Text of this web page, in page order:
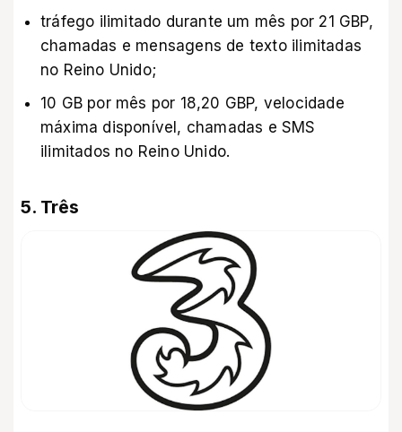
tráfego ilimitado durante um mês por 21 GBP,
chamadas e mensagens de texto ilimitadas
no Reino Unido;
10 GB por mês por 18,20 GBP, velocidade
máxima disponível, chamadas e SMS
ilimitados no Reino Unido.
5. Três